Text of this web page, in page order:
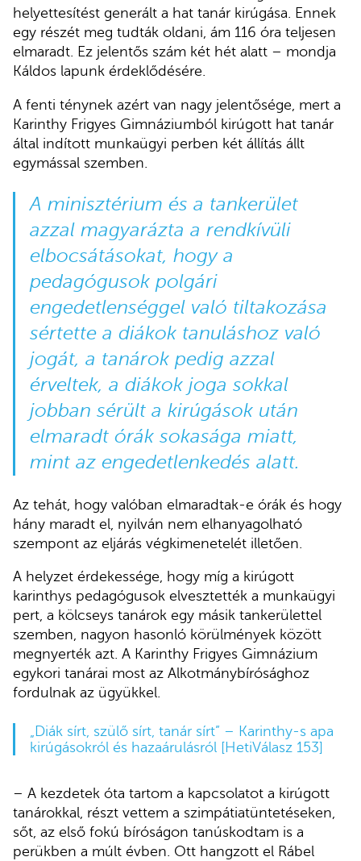
helyettesítést generált a hat tanár kirúgása. Ennek
egy részét meg tudták oldani, ám 116 óra teljesen
elmaradt. Ez jelentős szám két hét alatt – mondja
Káldos lapunk érdeklődésére.
A fenti ténynek azért van nagy jelentősége, mert a
Karinthy Frigyes Gimnáziumból kirúgott hat tanár
által indított munkaügyi perben két állítás állt
egymással szemben.
A minisztérium és a tankerület
azzal magyarázta a rendkívüli
elbocsátásokat, hogy a
pedagógusok polgári
engedetlenséggel való tiltakozása
sértette a diákok tanuláshoz való
jogát, a tanárok pedig azzal
érveltek, a diákok joga sokkal
jobban sérült a kirúgások után
elmaradt órák sokasága miatt,
mint az engedetlenkedés alatt.
Az tehát, hogy valóban elmaradtak-e órák és hogy
hány maradt el, nyilván nem elhanyagolható
szempont az eljárás végkimenetelét illetően.
A helyzet érdekessége, hogy míg a kirúgott
karinthys pedagógusok elvesztették a munkaügyi
pert, a kölcseys tanárok egy másik tankerülettel
szemben, nagyon hasonló körülmények között
megnyerték azt. A Karinthy Frigyes Gimnázium
egykori tanárai most az Alkotmánybírósághoz
fordulnak az ügyükkel.
„Diák sírt, szülő sírt, tanár sírt” – Karinthy-s apa
kirúgásokról és hazaárulásról [HetiVálasz 153]
– A kezdetek óta tartom a kapcsolatot a kirúgott
tanárokkal, részt vettem a szimpátiatüntetéseken,
sőt, az első fokú bíróságon tanúskodtam is a
perükben a múlt évben. Ott hangzott el Rábel